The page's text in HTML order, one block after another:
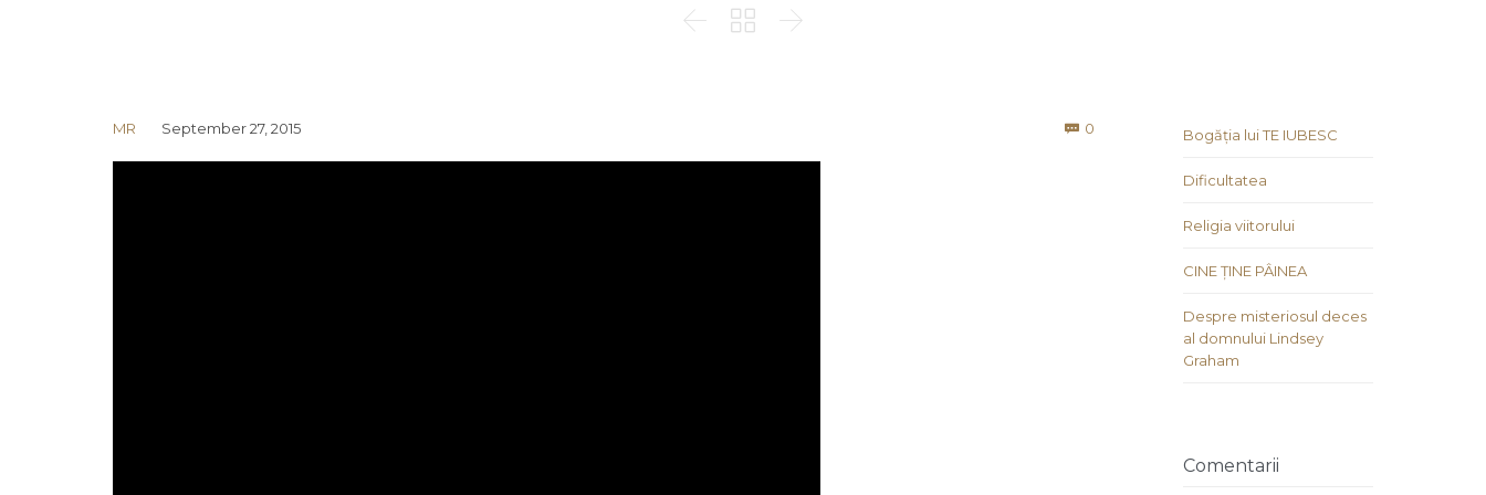
  
MR September 27, 2015  0 Bogăția lui TE IUBESC
Dificultatea
Religia viitorului
CINE ȚINE PÂINEA
Despre misteriosul deces
al domnului Lindsey
Graham
Comentarii